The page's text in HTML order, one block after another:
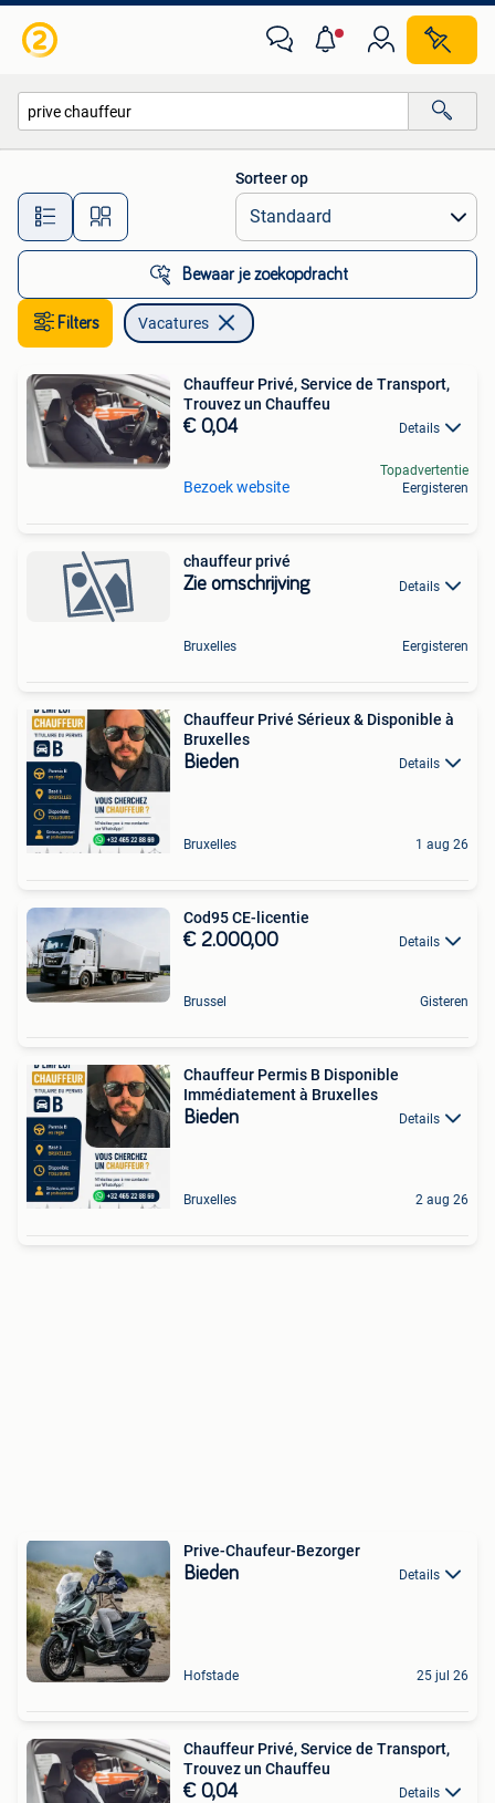
Alle afstanden…
Sorteer op
Bewaar je zoekopdracht
Filters Vacatures
Chauffeur Privé, Service de Transport,
Trouvez un Chauffeu
€ 0,04 Details
Bezoek website
Topadvertentie
Eergisteren
chauffeur privé
Zie omschrijving Details
Bruxelles Eergisteren
Chauffeur Privé Sérieux & Disponible à
Bruxelles
Bieden Details
Bruxelles 1 aug 26
Cod95 CE-licentie
€ 2.000,00 Details
Brussel Gisteren
Chauffeur Permis B Disponible
Immédiatement à Bruxelles
Bieden Details
Bruxelles 2 aug 26
Prive-Chaufeur-Bezorger
Bieden Details
Hofstade 25 jul 26
Chauffeur Privé, Service de Transport,
Trouvez un Chauffeu
€ 0,04 Details